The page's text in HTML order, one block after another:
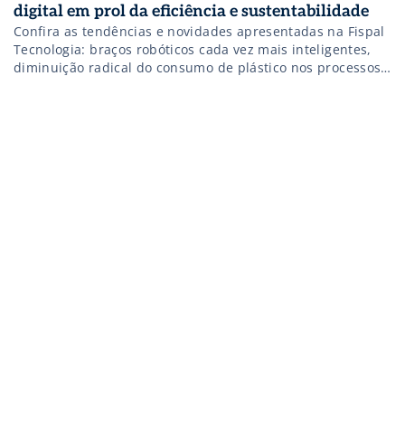
digital em prol da eficiência e sustentabilidade
Confira as tendências e novidades apresentadas na Fispal
Tecnologia: braços robóticos cada vez mais inteligentes,
diminuição radical do consumo de plástico nos processos